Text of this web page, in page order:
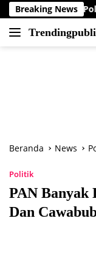
Langsung
ke
konten
Breaking News
Polres
Berita
Beranda News
Politik
PAN
Dan